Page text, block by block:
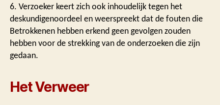
6. Verzoeker keert zich ook inhoudelijk tegen het
deskundigenoordeel en weerspreekt dat de fouten die
Betrokkenen hebben erkend geen gevolgen zouden
hebben voor de strekking van de onderzoeken die zijn
gedaan.
Het Verweer